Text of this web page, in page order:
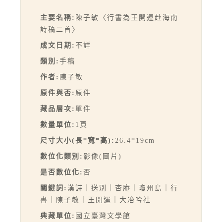
主要名稱: 陳子敏〈行書為王開運赴海南
詩稿二首〉
成文日期: 不詳
類別: 手稿
作者: 陳子敏
原件與否: 原件
藏品層次: 單件
數量單位: 1頁
尺寸大小(長*寬*高): 26.4*19cm
數位化類別: 影像(圖片)
是否數位化: 否
關鍵詞: 漢詩｜送別｜杏庵｜瓊州島｜行
書｜陳子敏｜王開運｜大冶吟社
典藏單位: 國立臺灣文學館